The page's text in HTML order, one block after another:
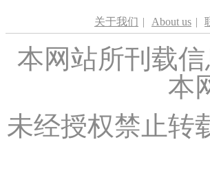
关于我们 | About us |
本网站所刊载
本
未经授权禁止转